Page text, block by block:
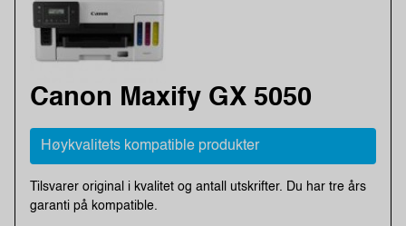
Canon Maxify GX 5050
Høykvalitets kompatible produkter
Tilsvarer original i kvalitet og antall utskrifter. Du har tre års
garanti på kompatible.